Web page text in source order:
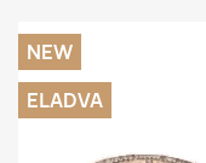
NEW
ELADVA